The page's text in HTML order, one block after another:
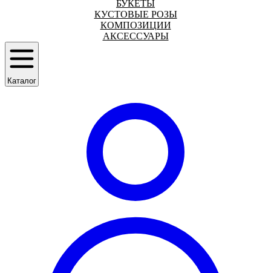
БУКЕТЫ
КУСТОВЫЕ РОЗЫ
КОМПОЗИЦИИ
АКСЕССУАРЫ
Каталог